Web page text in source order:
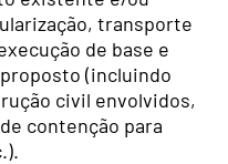
transporte
de base e
(incluindo
civil envolvidos,
contenção para